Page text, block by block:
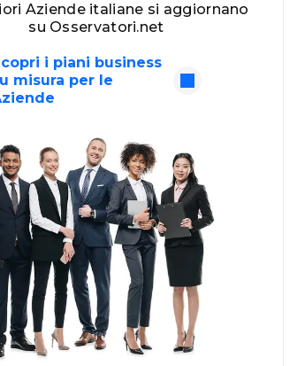
Aziende italiane si aggiornano
su Osservatori.net
i piani business
misura per le